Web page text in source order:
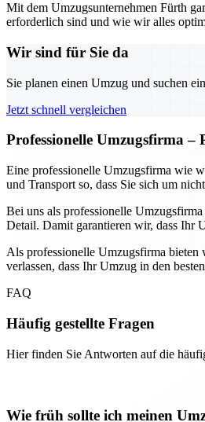
Mit dem Umzugsunternehmen Fürth
erforderlich sind und wie wir alles
Wir sind für Sie da
Sie planen einen Umzug und suchen
Jetzt schnell vergleichen
Professionelle Umzugsfirma
Eine professionelle Umzugsfirma wie
und Transport so, dass Sie sich um
Bei uns als professionelle
Detail. Damit garantieren wir, dass Ihr
Als professionelle Umzugsfirma bieten
verlassen, dass Ihr Umzug in den
FAQ
Häufig gestellte Fragen
Hier finden Sie Antworten auf die
Wie früh sollte ich meinen